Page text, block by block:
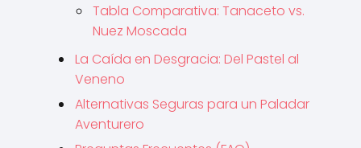
Tabla Comparativa: Tanaceto vs.
Nuez Moscada
La Caída en Desgracia: Del Pastel al
Veneno
Alternativas Seguras para un Paladar
Aventurero